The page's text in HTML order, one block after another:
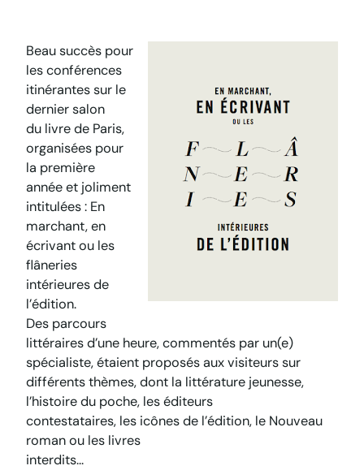
Beau succès pour
les conférences
itinérantes sur le
dernier salon
du livre de Paris,
organisées pour
la première
année et joliment
intitulées : En
marchant, en
écrivant ou les
flâneries
intérieures de
l’édition.
Des parcours
littéraires d’une heure, commentés par un(e)
spécialiste, étaient proposés aux visiteurs sur
différents thèmes, dont la littérature jeunesse,
l’histoire du poche, les éditeurs
contestataires, les icônes de l’édition, le Nouveau
roman ou les livres
interdits…